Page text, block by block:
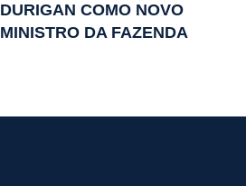
DURIGAN COMO NOVO
MINISTRO DA FAZENDA